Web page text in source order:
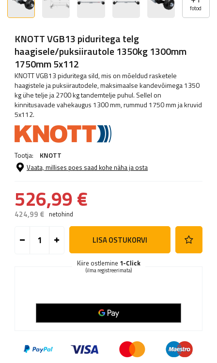
fotod
KNOTT VGB13 piduritega telg
haagisele/puksiirautole 1350kg 1300mm
1750mm 5x112
KNOTT VGB13 piduritega sild, mis on mõeldud rasketele
haagistele ja puksiirautodele, maksimaalse kandevõimega 1350
kg ühe telje ja 2700 kg tandemtelje puhul. Sellel on
kinnitusavade vahekaugus 1300 mm, rummud 1750 mm ja kruvid
5x112.
Tootja: KNOTT
Vaata, millises poes saad kohe näha ja osta
526,99 €
424,99 € netohind
LISA OSTUKORVI
Kiire ostlemine 1-Click
(ilma registreerimata)